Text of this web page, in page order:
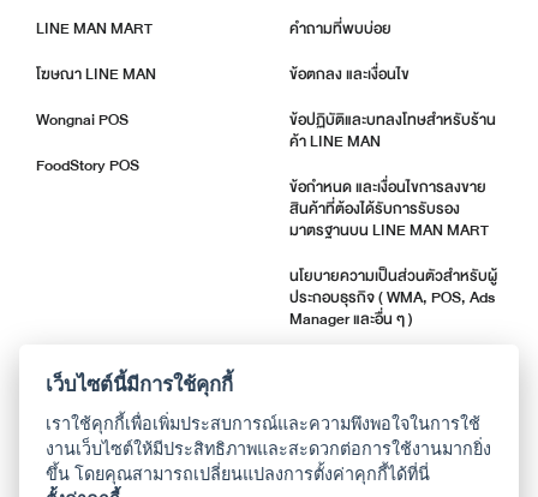
LINE MAN MART
โฆษณา LINE MAN
Wongnai POS
FoodStory POS
คำถามที่พบบ่อย
ข้อตกลง และเงื่อนไข
ข้อปฏิบัติและบทลงโทษสำหรับร้าน
ค้า LINE MAN
ข้อกำหนด และเงื่อนไขการลงขาย
สินค้าที่ต้องได้รับการรับรอง
มาตรฐานบน LINE MAN MART
นโยบายความเป็นส่วนตัวสำหรับผู้
ประกอบธุรกิจ ( WMA, POS, Ads
Manager และอื่น ๆ )
แจ้งอัปเดตแอปพลิเคชัน
เว็บไซต์นี้มีการใช้คุกกี้
เราใช้คุกกี้เพื่อเพิ่มประสบการณ์และความพึงพอใจในการใช้
งานเว็บไซต์ให้มีประสิทธิภาพและสะดวกต่อการใช้งานมากยิ่ง
ขึ้น โดยคุณสามารถเปลี่ยนแปลงการตั้งค่าคุกกี้ได้ที่นี่